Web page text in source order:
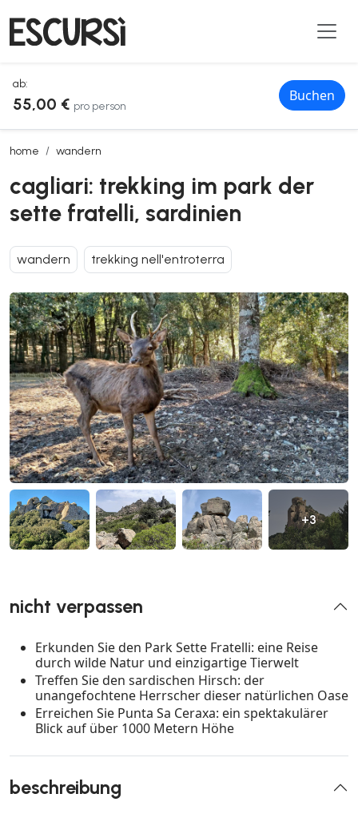
ab:
55,00 € pro person
Buchen
home wandern
cagliari: trekking im park der sette fratelli, sardinien
cagliari: trekking im park der
sette fratelli, sardinien
wandern trekking nell'entroterra
+3
nicht verpassen
Erkunden Sie den Park Sette Fratelli: eine Reise
durch wilde Natur und einzigartige Tierwelt
Treffen Sie den sardischen Hirsch: der
unangefochtene Herrscher dieser natürlichen Oase
Erreichen Sie Punta Sa Ceraxa: ein spektakulärer
Blick auf über 1000 Metern Höhe
beschreibung